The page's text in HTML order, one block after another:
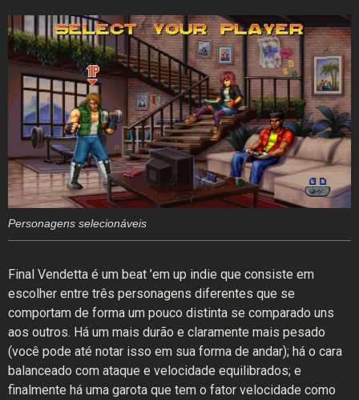
Personagens selecionáveis
Final Vendetta é um beat ’em up indie que consiste em
escolher entre três personagens diferentes que se
comportam de forma um pouco distinta se comparado uns
aos outros. Há um mais durão e claramente mais pesado
(você pode até notar isso em sua forma de andar); há o cara
balanceado com ataque e velocidade equilibrados; e
finalmente há uma garota que tem o fator velocidade como